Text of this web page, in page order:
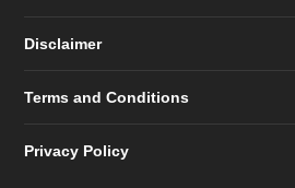
Disclaimer
Terms and Conditions
Privacy Policy